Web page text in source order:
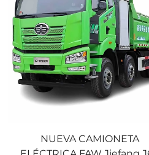
Venta
NUEVA CAMIONETA